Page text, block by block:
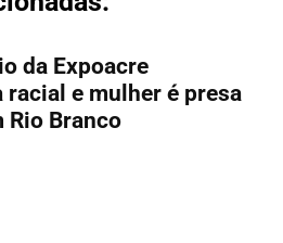
da Expoacre
e mulher é presa
Rio Branco